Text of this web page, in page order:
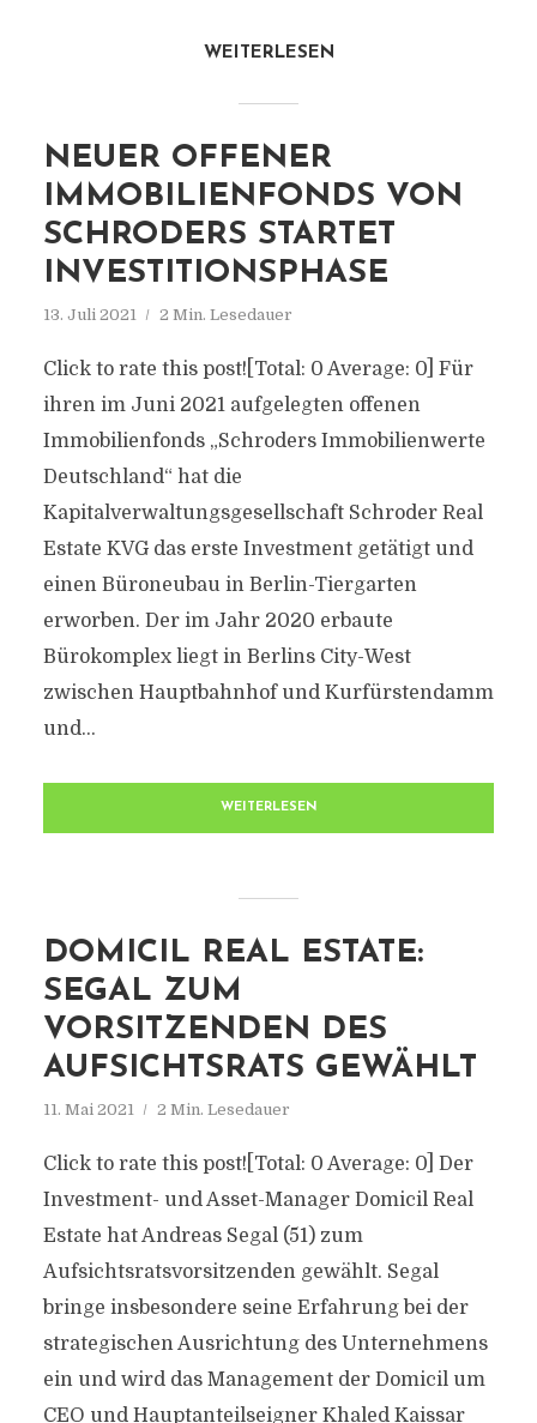
WEITERLESEN
NEUER OFFENER
IMMOBILIENFONDS VON
SCHRODERS STARTET
INVESTITIONSPHASE
13. Juli 2021 2 Min. Lesedauer
Click to rate this post![Total: 0 Average: 0] Für
ihren im Juni 2021 aufgelegten offenen
Immobilienfonds „Schroders Immobilienwerte
Deutschland“ hat die
Kapitalverwaltungsgesellschaft Schroder Real
Estate KVG das erste Investment getätigt und
einen Büroneubau in Berlin-Tiergarten
erworben. Der im Jahr 2020 erbaute
Bürokomplex liegt in Berlins City-West
zwischen Hauptbahnhof und Kurfürstendamm
und...
WEITERLESEN
DOMICIL REAL ESTATE:
SEGAL ZUM
VORSITZENDEN DES
AUFSICHTSRATS GEWÄHLT
11. Mai 2021 2 Min. Lesedauer
Click to rate this post![Total: 0 Average: 0] Der
Investment- und Asset-Manager Domicil Real
Estate hat Andreas Segal (51) zum
Aufsichtsratsvorsitzenden gewählt. Segal
bringe insbesondere seine Erfahrung bei der
strategischen Ausrichtung des Unternehmens
ein und wird das Management der Domicil um
CEO und Hauptanteilseigner Khaled Kaissar